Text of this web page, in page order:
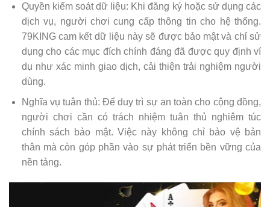
Quyền kiểm soát dữ liệu: Khi đăng ký hoặc sử dụng các
dịch vụ, người chơi cung cấp thông tin cho hệ thống.
79KING cam kết dữ liệu này sẽ được bảo mật và chỉ sử
dụng cho các mục đích chính đáng đã được quy định ví
dụ như xác minh giao dịch, cải thiện trải nghiệm người
dùng.
Nghĩa vụ tuân thủ: Để duy trì sự an toàn cho cộng đồng,
người chơi cần có trách nhiệm tuân thủ nghiêm túc
chính sách bảo mật. Việc này không chỉ bảo vệ bản
thân mà còn góp phần vào sự phát triển bền vững của
nền tảng.